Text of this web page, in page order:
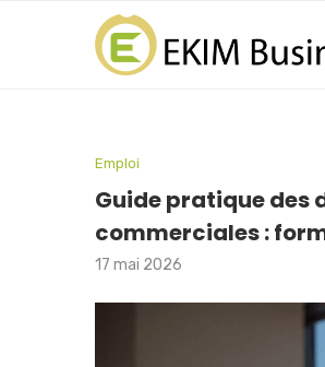
Emploi
Guide pratique des
commerciales :
17 mai 2026